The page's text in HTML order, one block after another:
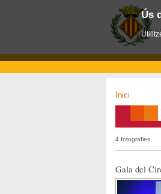
Inici
4 fotografies
Gala del
Ús